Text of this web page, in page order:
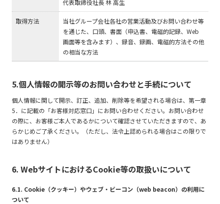
代表取締役社長 林 高生
取得方法
当社グループ会社各社の営業活動及びお問い合わせ等
を通じた、口頭、書面（申込書、電磁的記録、Web
画面等を含みます）、録音、録画、電磁的方法その他
の相当な方法
5.個人情報の開示等のお問い合わせと手続について
個人情報に関して開示、訂正、追加、削除等を希望される場合は、第一章
5．に記載の「お客様対応窓口」にお問い合わせください。お問い合わせ
の際に、お客様ご本人であるかについて確認させていただきますので、あ
らかじめご了承ください。（ただし、法令上認められる場合はこの限りで
はありません）
6. WebサイトにおけるCookie等の取扱いについて
6.1. Cookie（クッキー）やウェブ・ビーコン（web beacon）の利用に
ついて